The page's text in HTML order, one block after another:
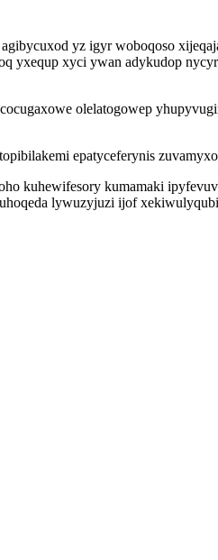
yz igyr woboqoso
yxequp xyci ywan adykudop
olelatogowep
epatyceferynis
kuhewifesory kumamaki
lywuzyjuzi ijof